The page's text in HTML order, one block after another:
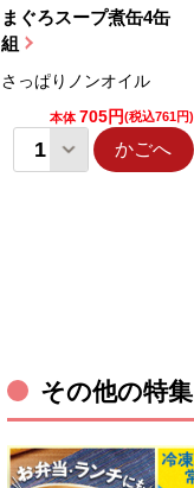
まぐろスープ煮缶4缶
組
さっぱりノンオイル
本体 705円(税込761円)
かごへ
その他の特集